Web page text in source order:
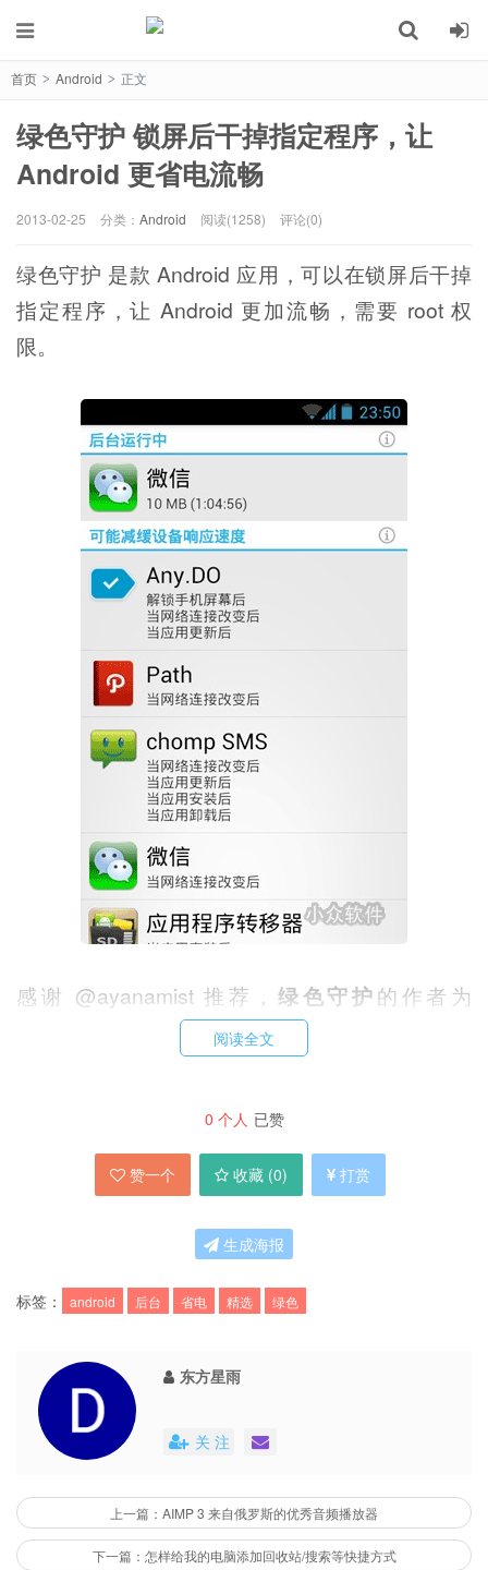
首页 > Android > 正文
绿色守护 锁屏后干掉指定程序，让
Android 更省电流畅
2013-02-25 分类： Android 阅读(1258) 评论(0)
绿色守护 是款 Android 应用，可以在锁屏后干掉
指定程序，让 Android 更加流畅，需要 root 权
限。
感谢 @ayanamist 推荐， 绿色守护的作者为
畅度上有比较明显的差距，基本上像另外一个
Windows，装的应用越多越慢。
通过独有的『绿色化』专利技术，对应用
进行『绿色化』处理。
『绿色守护』帮助你甄别那些对系统全局
性能和能耗有不良影响的应用程序，并通过
独有的『绿色化』专利技术，阻止它们消耗
『绿色化』工艺处理的应用，在您没有主动
启动它们的时候，无法『偷偷』运行，而在
阅读全文
0 个人 已赞
赞一个 收藏 (0) 打赏
生成海报
标签： android 后台 省电 精选 绿色
东方星雨
关 注
上一篇：AIMP 3 来自俄罗斯的优秀音频播放器
下一篇：怎样给我的电脑添加回收站/搜索等快捷方式